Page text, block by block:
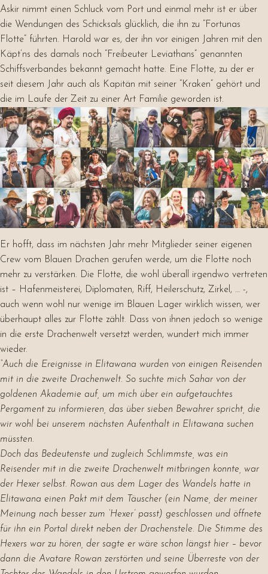
Askir nimmt einen Schluck vom Port und einmal mehr ist er über
die Wendungen des Schicksals glücklich, die ihn zu “Fortunas
Flotte” führten. Harold war es, der ihn vor einigen Jahren mit den
Käpt’ns des damals noch “Freibeuter Leviathans” genannten
Schiffsverbandes bekannt gemacht hatte. Eine Flotte, zu der er
seit diesem Jahr auch als Kapitän mit seiner “Kraken” gehört und
die im Laufe der Zeit zu einer Art Familie geworden ist.
Er hofft, dass im nächsten Jahr mehr Mitglieder seiner eigenen
Crew vom Blauen Drachen gerufen werde, um die Flotte noch
mehr zu verstärken. Die Flotte, die wohl überall irgendwo vertreten
ist – Hafenmeisterei, Diplomaten, Riff, Heilerschutz, Zirkel, … -,
auch wenn wohl nur wenige im Blauen Lager wirklich wissen, wer
überhaupt alles zur Flotte zählt. Dass von ihnen jedoch so wenige
in die erste Drachenwelt versetzt werden, wundert mich immer
wieder.
“Auch die Ereignisse in Elitawana wurden von einigen Reisenden
mit in die zweite Drachenwelt. So suchte mich Sahar von der
goldenen Akademie auf, um mich über ein aufgetauchtes
Pergament zu informieren, das über sieben Bewahrer spricht, die
wir wohl bei unserem nächsten Aufenthalt in Elitawana suchen
müssten.
Doch das Bedeutenste und zugleich Schlimmste, was ein
Reisender mit in die zweite Drachenwelt mitbringen konnte, war
der Hexer selbst. Rowan aus dem Lager des Wandels hatte in
Elitawana einen Pakt mit dem Täuscher (ein Name, der meiner
Meinung nach besser zum ‘Hexer’ passt) geschlossen und öffnete
für ihn ein Portal direkt neben der Drachenstele. Die Stimme des
Hexers war zu hören, der sagte er wäre schon längst hier – bevor
dann die Avatare Rowan zerstörten und seine Überreste von der